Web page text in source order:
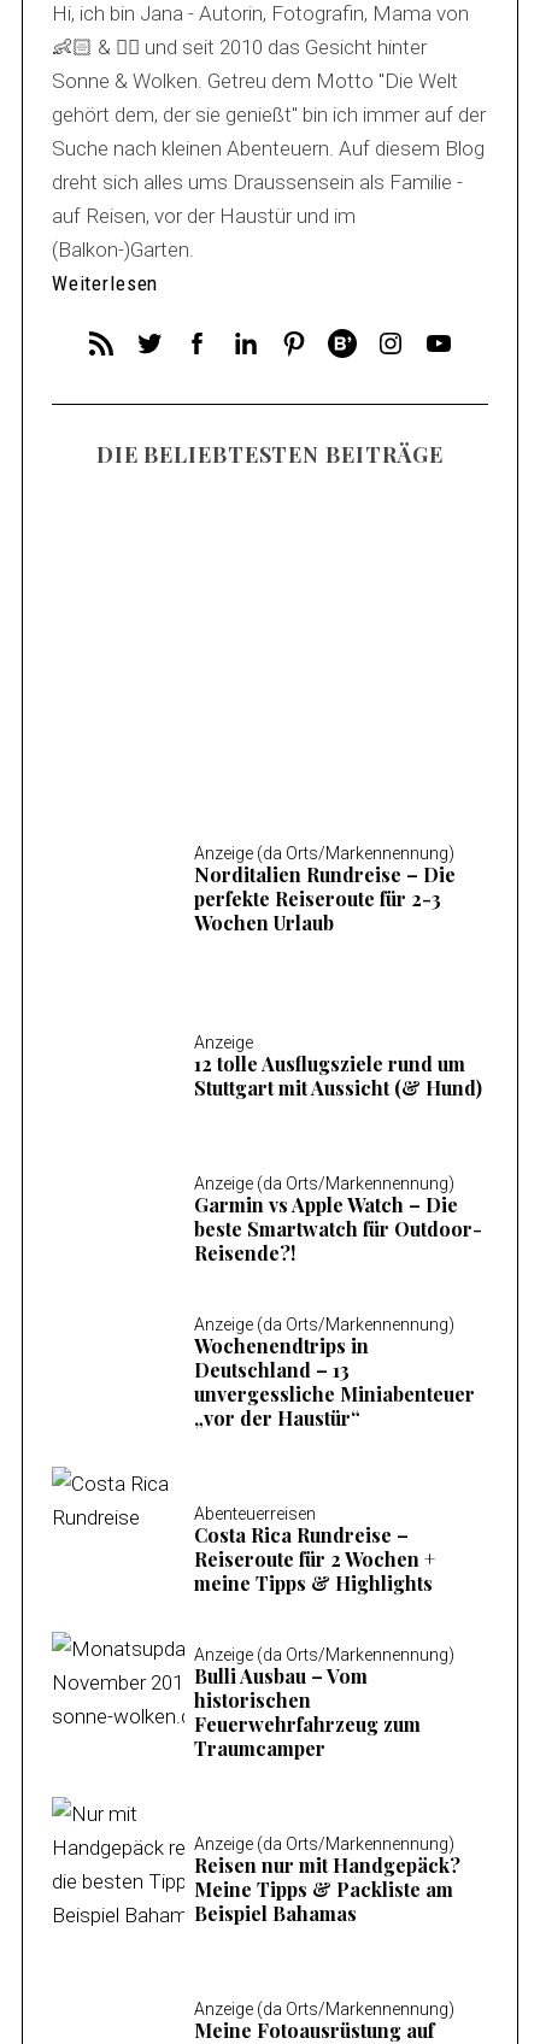
Hi, ich bin Jana - Autorin, Fotografin, Mama von
👶🏻 & 🐕‍🦺 und seit 2010 das Gesicht hinter
Sonne & Wolken. Getreu dem Motto "Die Welt
gehört dem, der sie genießt" bin ich immer auf der
Suche nach kleinen Abenteuern. Auf diesem Blog
dreht sich alles ums Draussensein als Familie -
auf Reisen, vor der Haustür und im
(Balkon-)Garten.
Weiterlesen
DIE BELIEBTESTEN BEITRÄGE
Anzeige (da Orts/Markennennung)
Norditalien Rundreise – Die
perfekte Reiseroute für 2-3
Wochen Urlaub
Anzeige
12 tolle Ausflugsziele rund um
Stuttgart mit Aussicht (& Hund)
Anzeige (da Orts/Markennennung)
Garmin vs Apple Watch – Die
beste Smartwatch für Outdoor-
Reisende?!
Anzeige (da Orts/Markennennung)
Wochenendtrips in
Deutschland – 13
unvergessliche Miniabenteuer
„vor der Haustür“
Abenteuerreisen
Costa Rica Rundreise –
Reiseroute für 2 Wochen +
meine Tipps & Highlights
Anzeige (da Orts/Markennennung)
Bulli Ausbau – Vom
historischen
Feuerwehrfahrzeug zum
Traumcamper
Anzeige (da Orts/Markennennung)
Reisen nur mit Handgepäck?
Meine Tipps & Packliste am
Beispiel Bahamas
Anzeige (da Orts/Markennennung)
Meine Fotoausrüstung auf